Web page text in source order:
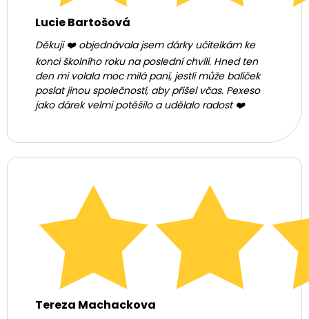
Lucie Bartošová
Děkuji ❤️ objednávala jsem dárky učitelkám ke
konci školního roku na poslední chvíli. Hned ten
den mi volala moc milá paní, jestli může balíček
poslat jinou společností, aby přišel včas. Pexeso
jako dárek velmi potěšilo a udělalo radost ❤️
Tereza Machackova